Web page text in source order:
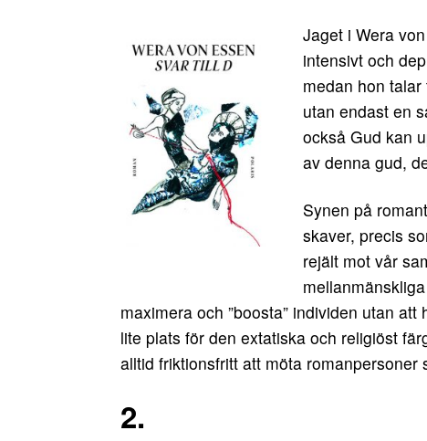
Jaget i Wera
intensivt och
medan hon
utan endast en
också Gud kan
av denna gud,
Synen på
skaver, precis
rejält mot vår
maximera och ”boosta” individen utan
lite plats för den extatiska och religiöst
alltid friktionsfritt att möta
2.